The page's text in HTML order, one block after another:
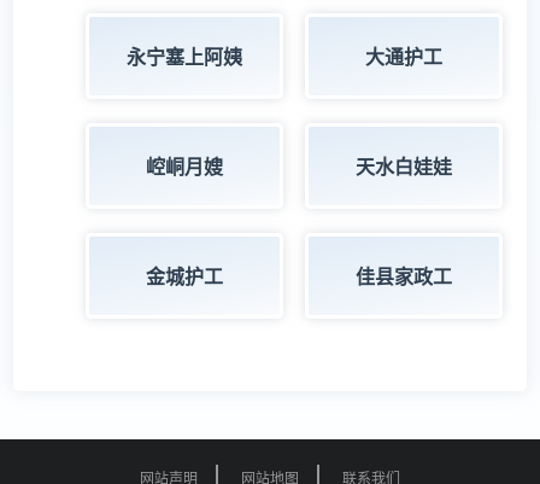
永宁塞上阿姨 大通护工
崆峒月嫂 天水白娃娃
金城护工 佳县家政工
网站声明 网站地图 联系我们